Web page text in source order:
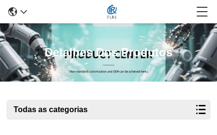
Detalhes Dos Produtos
Todas as categorias